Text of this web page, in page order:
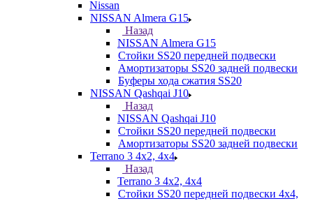
Nissan
NISSAN Almera G15
Назад
NISSAN Almera G15
Стойки SS20 передней подвески
Амортизаторы SS20 задней подвески
Буферы хода сжатия SS20
NISSAN Qashqai J10
Назад
NISSAN Qashqai J10
Стойки SS20 передней подвески
Амортизаторы SS20 задней подвески
Terrano 3 4х2, 4х4
Назад
Terrano 3 4х2, 4х4
Стойки SS20 передней подвески 4х4,